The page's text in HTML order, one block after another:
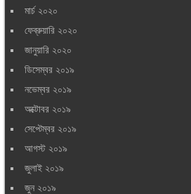
মার্চ ২০২০
ফেব্রুয়ারি ২০২০
জানুয়ারি ২০২০
ডিসেম্বর ২০১৯
নভেম্বর ২০১৯
অক্টোবর ২০১৯
সেপ্টেম্বর ২০১৯
আগস্ট ২০১৯
জুলাই ২০১৯
জুন ২০১৯